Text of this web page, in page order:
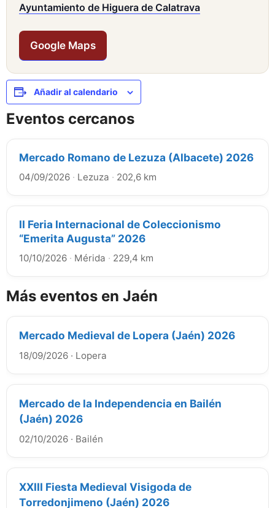
Ayuntamiento de Higuera de Calatrava
Google Maps
Añadir al calendario
Eventos cercanos
Mercado Romano de Lezuza (Albacete) 2026
04/09/2026 · Lezuza · 202,6 km
II Feria Internacional de Coleccionismo
“Emerita Augusta” 2026
10/10/2026 · Mérida · 229,4 km
Más eventos en Jaén
Mercado Medieval de Lopera (Jaén) 2026
18/09/2026 · Lopera
Mercado de la Independencia en Bailén
(Jaén) 2026
02/10/2026 · Bailén
XXIII Fiesta Medieval Visigoda de
Torredonjimeno (Jaén) 2026